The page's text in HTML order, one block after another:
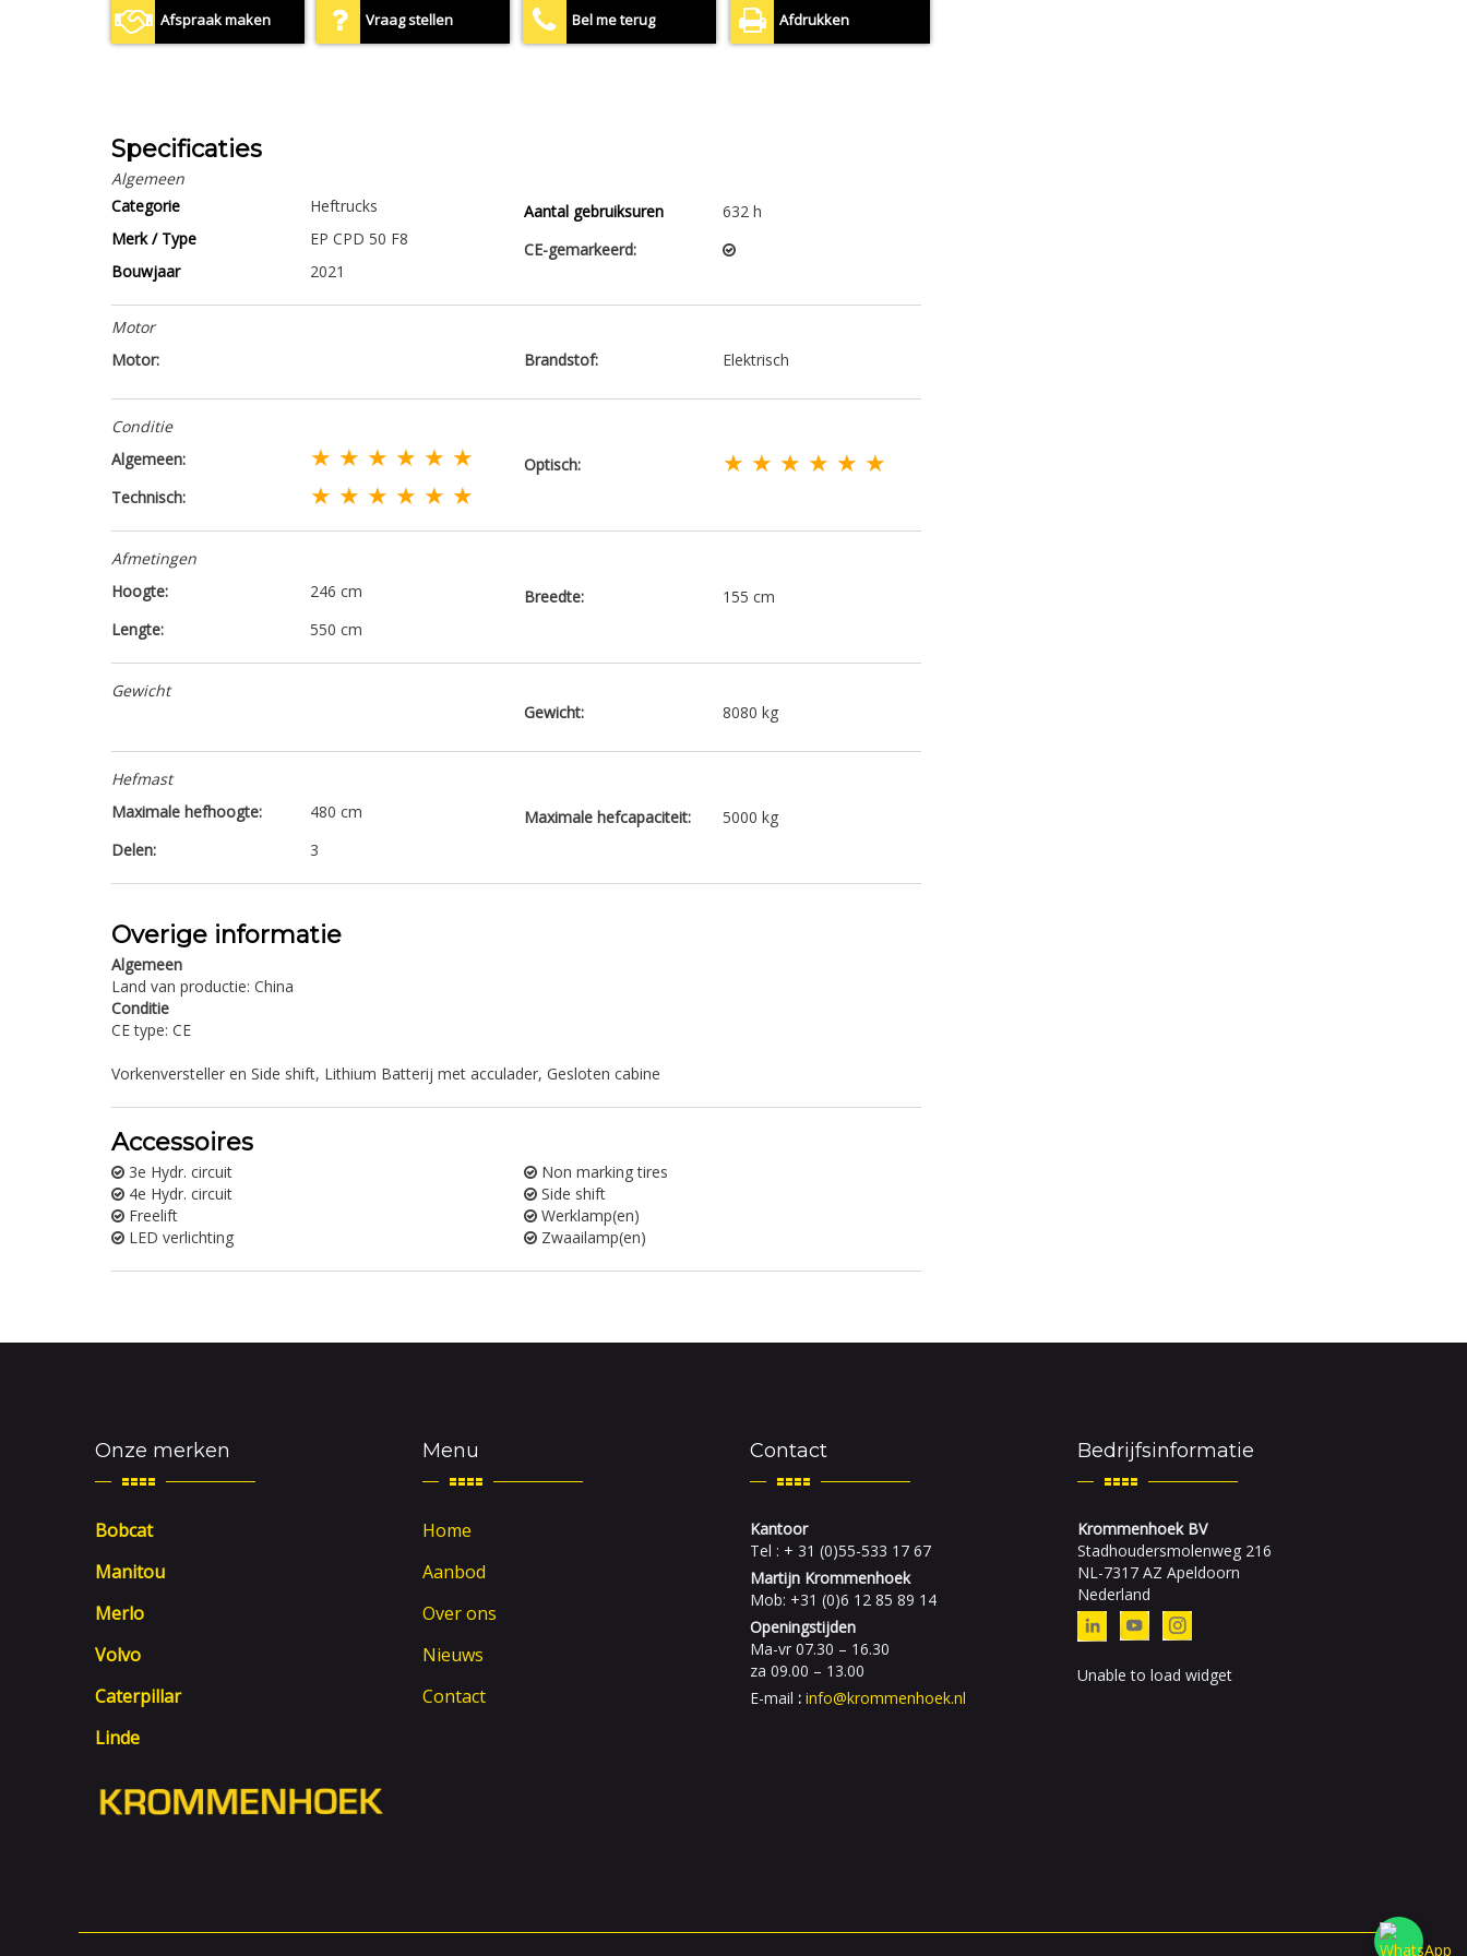
Afspraak maken Vraag stellen Bel me terug Afdrukken
Specificaties
Algemeen
Categorie
Heftrucks
Merk / Type
EP CPD 50 F8
Bouwjaar
2021
Aantal gebruiksuren
632 h
CE-gemarkeerd:
Motor
Motor:
Brandstof: Elektrisch
Conditie
Algemeen:
★ ★ ★ ★ ★ ★
Technisch: ★ ★ ★ ★ ★ ★
Optisch: ★ ★ ★ ★ ★ ★
Afmetingen
Hoogte:
246 cm
Lengte:
550 cm
Breedte: 155 cm
Gewicht
Gewicht:
8080 kg
Hefmast
Maximale hefhoogte:
480 cm
Delen:
3
Maximale hefcapaciteit: 5000 kg
Overige informatie
Algemeen
Land van productie: China
Conditie
CE type: CE
Vorkenversteller en Side shift, Lithium Batterij met acculader, Gesloten cabine
Accessoires
3e Hydr. circuit
4e Hydr. circuit
Freelift
LED verlichting
Non marking tires
Side shift
Werklamp(en)
Zwaailamp(en)
Onze merken
Bobcat
Manitou
Merlo
Volvo
Caterpillar
Linde
Menu
Home
Aanbod
Over ons
Nieuws
Contact
Contact
Kantoor
Tel : + 31 (0)55-533 17 67
Martijn Krommenhoek
Mob: +31 (0)6 12 85 89 14
Openingstijden
Ma-vr 07.30 – 16.30
za 09.00 – 13.00
E-mail : info@krommenhoek.nl
Bedrijfsinformatie
Krommenhoek BV
Stadhoudersmolenweg 216
NL-7317 AZ Apeldoorn
Nederland
Unable to load widget